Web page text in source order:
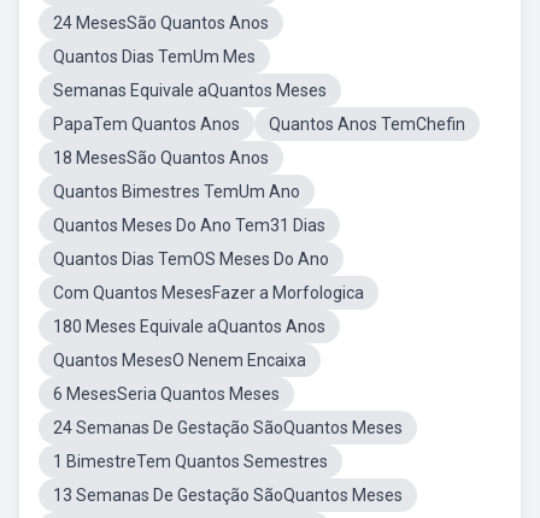
24 MesesSão Quantos Anos
Quantos Dias TemUm Mes
Semanas Equivale aQuantos Meses
PapaTem Quantos Anos
Quantos Anos TemChefin
18 MesesSão Quantos Anos
Quantos Bimestres TemUm Ano
Quantos Meses Do Ano Tem31 Dias
Quantos Dias TemOS Meses Do Ano
Com Quantos MesesFazer a Morfologica
180 Meses Equivale aQuantos Anos
Quantos MesesO Nenem Encaixa
6 MesesSeria Quantos Meses
24 Semanas De Gestação SãoQuantos Meses
1 BimestreTem Quantos Semestres
13 Semanas De Gestação SãoQuantos Meses